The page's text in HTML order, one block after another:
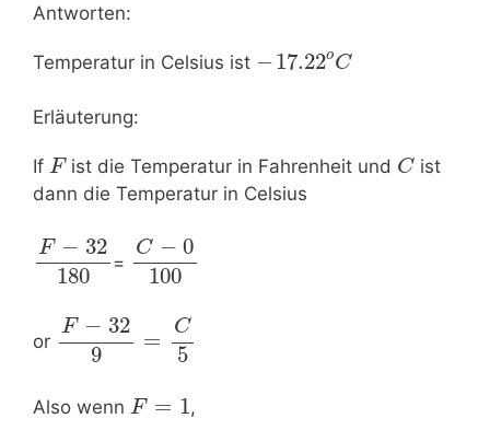
Antworten:
Temperatur in Celsius ist −17.22oC
Erläuterung:
If Fist die Temperatur in Fahrenheit und C ist
dann die Temperatur in Celsius
F − 32
180
=
C − 0
100
or
F − 32
9
=
C
5
Also wenn F = 1,